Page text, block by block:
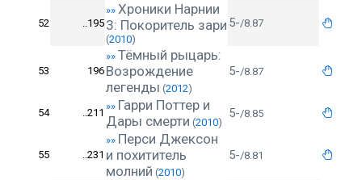
52 ..195
»» Хроники Нарнии
3: Покоритель зари
(2010)
5-/8.87
53 196
»» Тёмный рыцарь:
Возрождение
легенды (2012)
5-/8.87
54 ..211
»» Гарри Поттер и
Дары смерти (2010)
5-/8.85
55 ..231
»» Перси Джексон
и похититель
молний (2010)
5-/8.81